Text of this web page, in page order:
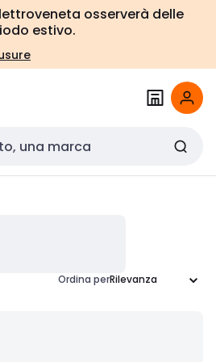
osserverà delle
estivo.
Ordina per